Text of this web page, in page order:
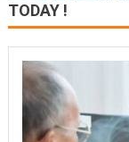
TODAY !